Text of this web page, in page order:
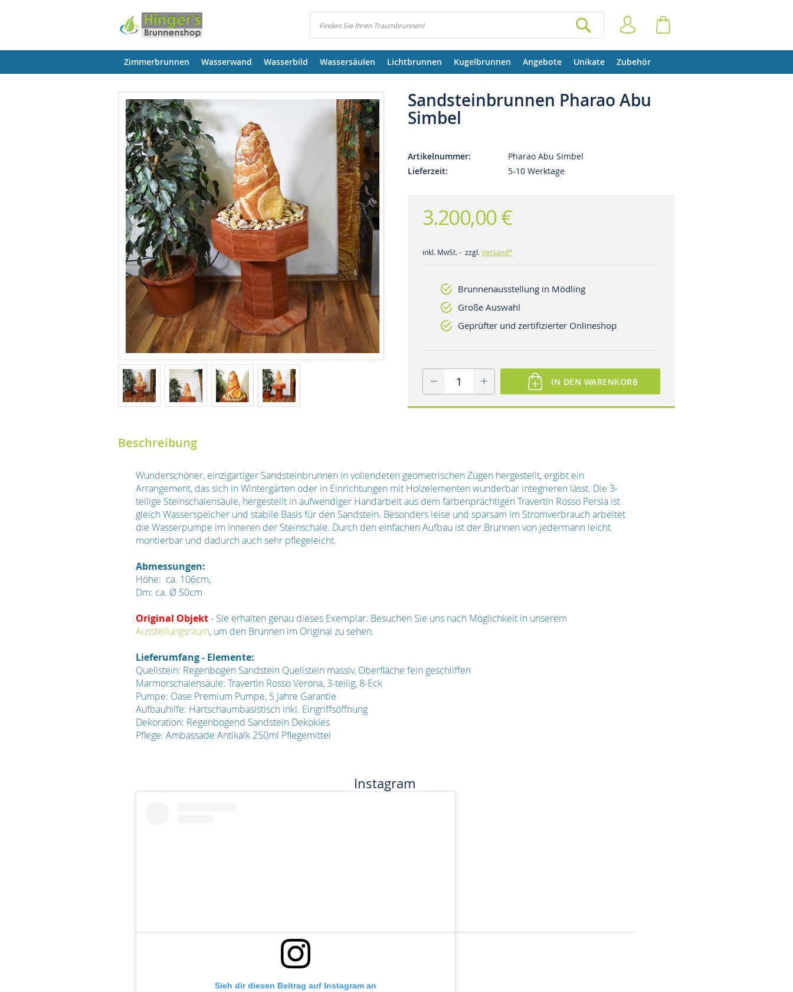
Suchen
Anmelden
Zimmerbrunnen Wasserwand Wasserbild Wassersäulen Lichtbrunnen Kugelbrunnen Angebote Unikate Zubehör
Sandsteinbrunnen Pharao Abu
Simbel
Artikelnummer
Pharao Abu Simbel
Lieferzeit
5-10 Werktage
3.200,00 €
inkl. MwSt. - zzgl.Versand*
Brunnenausstellung in Mödling
Große Auswahl
Geprüfter und zertifizierter Onlineshop
IN DEN WARENKORB
Beschreibung
Wunderschöner, einzigartiger Sandsteinbrunnen in vollendeten geometrischen Zügen hergestellt, ergibt ein
Arrangement, das sich in Wintergärten oder in Einrichtungen mit Holzelementen wunderbar integrieren lässt. Die 3-
teilige Steinschalensäule, hergestellt in aufwendiger Handarbeit aus dem farbenprächtigen Travertin Rosso Persia ist
gleich Wasserspeicher und stabile Basis für den Sandstein. Besonders leise und sparsam im Stromverbrauch arbeitet
die Wasserpumpe im inneren der Steinschale. Durch den einfachen Aufbau ist der Brunnen von jedermann leicht
montierbar und dadurch auch sehr pflegeleicht.
Abmessungen:
Höhe: ca. 106cm,
Dm: ca. Ø 50cm
Original Objekt- Sie erhalten genau dieses Exemplar. Besuchen Sie uns nach Möglichkeit in unserem
Ausstellungsraum, um den Brunnen im Original zu sehen.
Lieferumfang - Elemente:
Quellstein: Regenbogen Sandstein Quellstein massiv, Oberfläche fein geschliffen
Marmorschalensäule: Travertin Rosso Verona, 3-teilig, 8-Eck
Pumpe: Oase Premium Pumpe, 5 Jahre Garantie
Aufbauhilfe: Hartschaumbasistisch inkl. Eingriffsöffnung
Dekoration: Regenbogend Sandstein Dekokies
Pflege: Ambassade Antikalk 250ml Pflegemittel
Instagram
Sieh dir diesen Beitrag auf Instagram an